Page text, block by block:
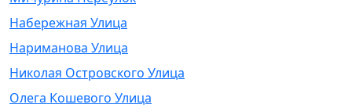
Набережная Улица
Нариманова Улица
Николая Островского Улица
Олега Кошевого Улица